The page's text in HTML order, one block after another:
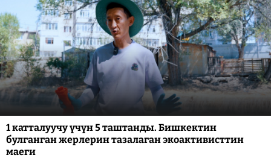
1 катталуучу үчүн 5 таштанды. Бишкектин
булганган жерлерин тазалаган экоактивисттин
маеги